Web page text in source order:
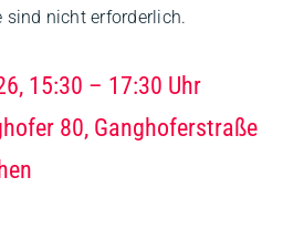
sind nicht erforderlich.
15:30 – 17:30 Uhr
80, Ganghoferstraße